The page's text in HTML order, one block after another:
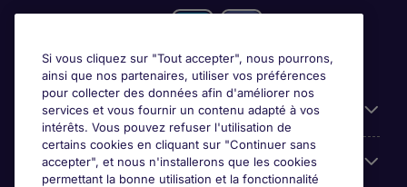
Candidats
Entreprises
Si vous cliquez sur "Tout accepter", nous pourrons,
ainsi que nos partenaires, utiliser vos préférences
pour collecter des données afin d'améliorer nos
services et vous fournir un contenu adapté à vos
intérêts. Vous pouvez refuser l'utilisation de
certains cookies en cliquant sur "Continuer sans
accepter", et nous n'installerons que les cookies
permettant la bonne utilisation et la fonctionnalité